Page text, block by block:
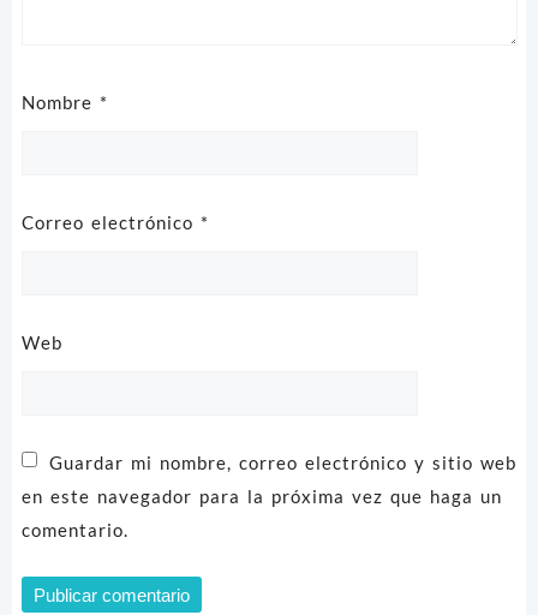
Nombre *
Correo electrónico *
Web
Guardar mi nombre, correo electrónico y sitio web
en este navegador para la próxima vez que haga un
comentario.